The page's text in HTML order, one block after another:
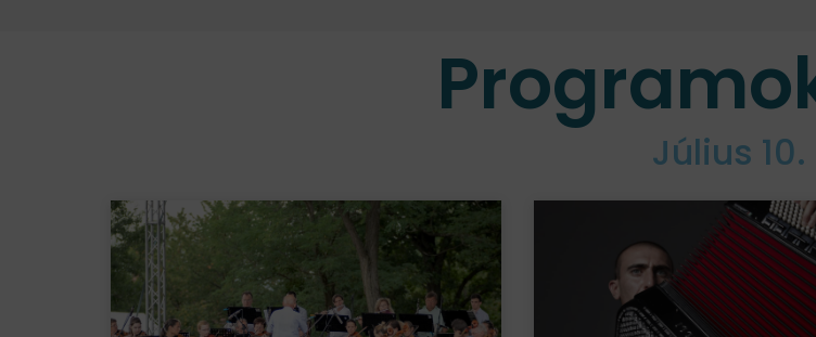
Július 10.